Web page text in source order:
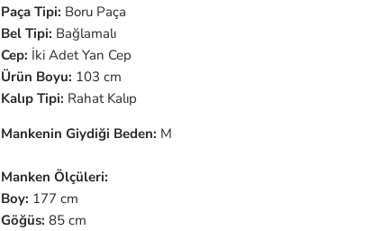
Paça Tipi: Boru Paça
Bel Tipi: Bağlamalı
Cep: İki Adet Yan Cep
Ürün Boyu: 103 cm
Kalıp Tipi: Rahat Kalıp
Mankenin Giydiği Beden: M
Manken Ölçüleri:
Boy: 177 cm
Göğüs: 85 cm